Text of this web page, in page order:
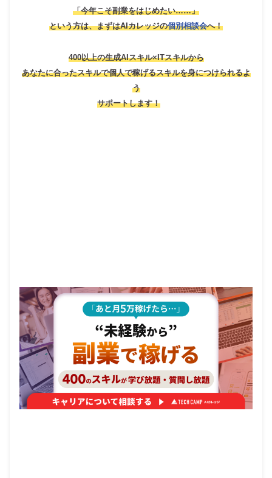
「今年こそ副業をはじめたい……」
という方は、まずはAIカレッジの個別相談会へ！
400以上の生成AIスキル×ITスキルから
あなたに合ったスキルで個人で稼げるスキルを身につけられるよ
う
サポートします！